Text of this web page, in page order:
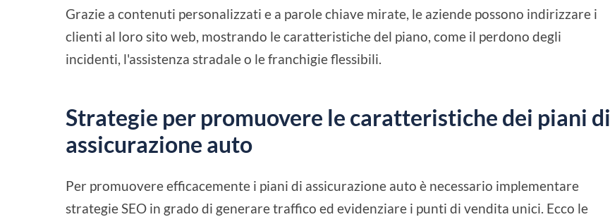
Grazie a contenuti personalizzati e a parole chiave mirate, le aziende possono indirizzare i
clienti al loro sito web, mostrando le caratteristiche del piano, come il perdono degli
incidenti, l'assistenza stradale o le franchigie flessibili.
Strategie per promuovere le caratteristiche dei piani di
assicurazione auto
Per promuovere efficacemente i piani di assicurazione auto è necessario implementare
strategie SEO in grado di generare traffico ed evidenziare i punti di vendita unici. Ecco le